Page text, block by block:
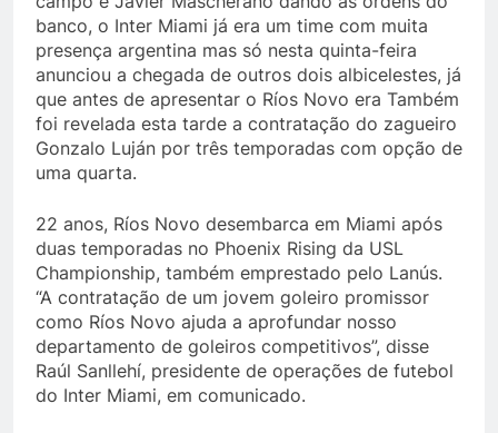
banco, o Inter Miami já era um time com muita
presença argentina mas só nesta quinta-feira
anunciou a chegada de outros dois albicelestes, já
que antes de apresentar o Ríos Novo era Também
foi revelada esta tarde a contratação do zagueiro
Gonzalo Luján por três temporadas com opção de
uma quarta.
22 anos, Ríos Novo desembarca em Miami após
duas temporadas no Phoenix Rising da USL
Championship, também emprestado pelo Lanús.
“A contratação de um jovem goleiro promissor
como Ríos Novo ajuda a aprofundar nosso
departamento de goleiros competitivos”, disse
Raúl Sanllehí, presidente de operações de futebol
do Inter Miami, em comunicado.